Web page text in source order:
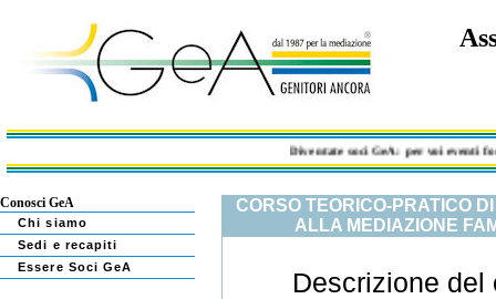
Diventate soci GeA: per voi eventi
Conosci GeA
Chi siamo
Sedi e recapiti
Essere Soci GeA
CORSO TEORICO-PRATICO
ALLA MEDIAZIONE
Descrizione del